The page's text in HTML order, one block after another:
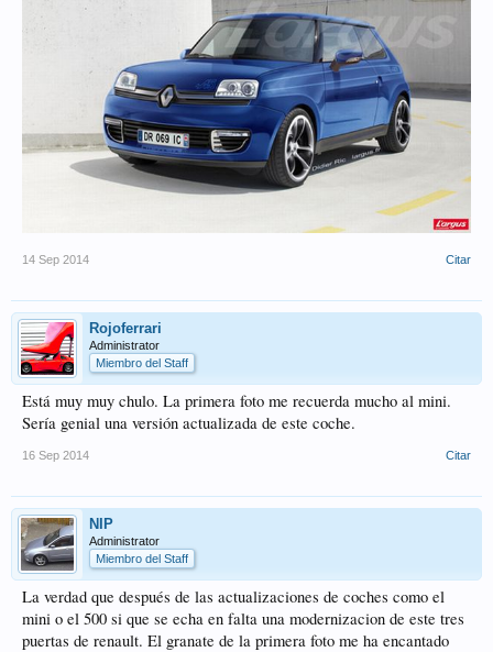
14 Sep 2014 Citar
Rojoferrari
Administrator
Miembro del Staff
Está muy muy chulo. La primera foto me recuerda mucho al mini.
Sería genial una versión actualizada de este coche.
16 Sep 2014 Citar
NIP
Administrator
Miembro del Staff
La verdad que después de las actualizaciones de coches como el
mini o el 500 si que se echa en falta una modernizacion de este tres
puertas de renault. El granate de la primera foto me ha encantado